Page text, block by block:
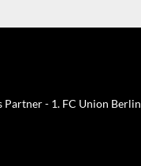
Partner - 1. FC Union Berlin